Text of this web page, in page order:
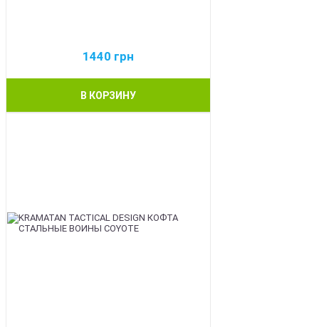
1440 грн
В КОРЗИНУ